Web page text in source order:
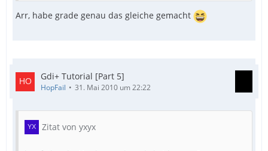
Arr, habe grade genau das gleiche gemacht
Gdi+ Tutorial [Part 5]
HopFail 31. Mai 2010 um 22:22
Zitat von yxyx